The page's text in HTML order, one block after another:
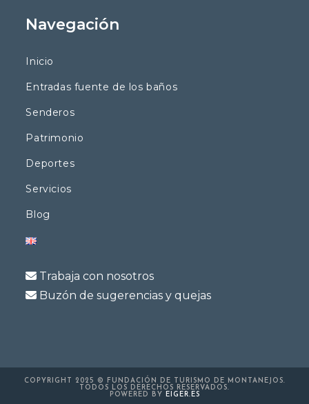
Navegación
Inicio
Entradas fuente de los baños
Senderos
Patrimonio
Deportes
Servicios
Blog
Trabaja con nosotros
Buzón de sugerencias y quejas
COPYRIGHT 2025 © FUNDACIÓN DE TURISMO DE MONTANEJOS.
TODOS LOS DERECHOS RESERVADOS.
POWERED BY EIGER.ES